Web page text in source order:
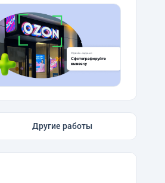
Другие работы